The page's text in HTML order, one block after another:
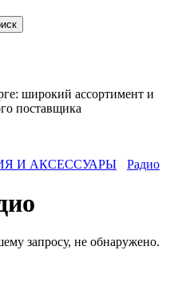
широкий ассортимент и
поставщика
И АКСЕССУАРЫ Радио
запросу, не обнаружено.